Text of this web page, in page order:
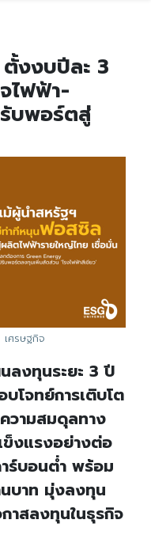
งงบปีละ 3
ไฟฟ้า-
บพอร์ตสู่
เศรษฐกิจ
ลงทุนระยะ 3 ปี
โจทย์การเติบโต
วามสมดุลทาง
ข็งแรงอย่างต่อ
ร์บอนต่ำ พร้อม
บาท มุ่งลงทุน
าสลงทุนในธุรกิจ